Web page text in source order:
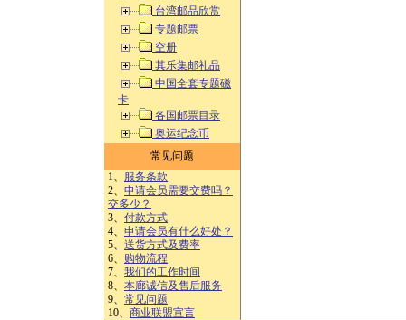
台湾邮品欣赏
专题邮票
空册
其乐集邮礼品
中国全套专题磁
卡
各国邮票目录
奥运纪念币
常见问题
1、 服务条款
2、 申请会员需要交费吗？
交多少？
3、 付款方式
4、 申请会员有什么好处？
5、 送货方式及费率
6、 购物流程
7、 我们的工作时间
8、 本廊诚信及售后服务
9、 常见问题
10、 商业联盟宣言